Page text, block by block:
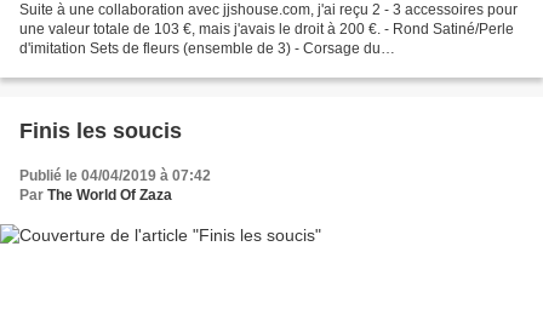
Suite à une collaboration avec jjshouse.com, j'ai reçu 2 - 3 accessoires pour
une valeur totale de 103 €, mais j'avais le droit à 200 €. - Rond Satiné/Perle
d'imitation Sets de fleurs (ensemble de 3) - Corsage du
Finis les soucis
Publié le 04/04/2019 à 07:42
Par The World Of Zaza